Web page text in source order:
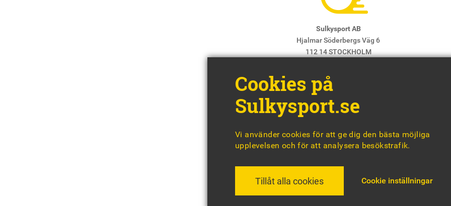
Sulkysport AB
Hjalmar Söderbergs Väg 6
112 14 STOCKHOLM
Chefredaktör & ansvarig utgivare:
Cookies på
Sulkysport.se
Vi använder cookies för att ge dig den bästa möjliga
upplevelsen och för att analysera besökstrafik.
Tillåt alla cookies Cookie inställningar